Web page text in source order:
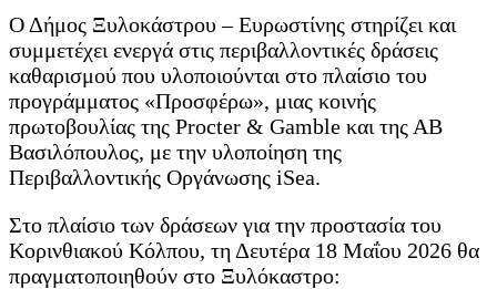
Ο Δήμος Ξυλοκάστρου – Ευρωστίνης στηρίζει και
συμμετέχει ενεργά στις περιβαλλοντικές δράσεις
καθαρισμού που υλοποιούνται στο πλαίσιο του
προγράμματος «Προσφέρω», μιας κοινής
πρωτοβουλίας της Procter & Gamble και της ΑΒ
Βασιλόπουλος, με την υλοποίηση της
Περιβαλλοντικής Οργάνωσης iSea.
Στο πλαίσιο των δράσεων για την προστασία του
Κορινθιακού Κόλπου, τη Δευτέρα 18 Μαΐου 2026 θα
πραγματοποιηθούν στο Ξυλόκαστρο: